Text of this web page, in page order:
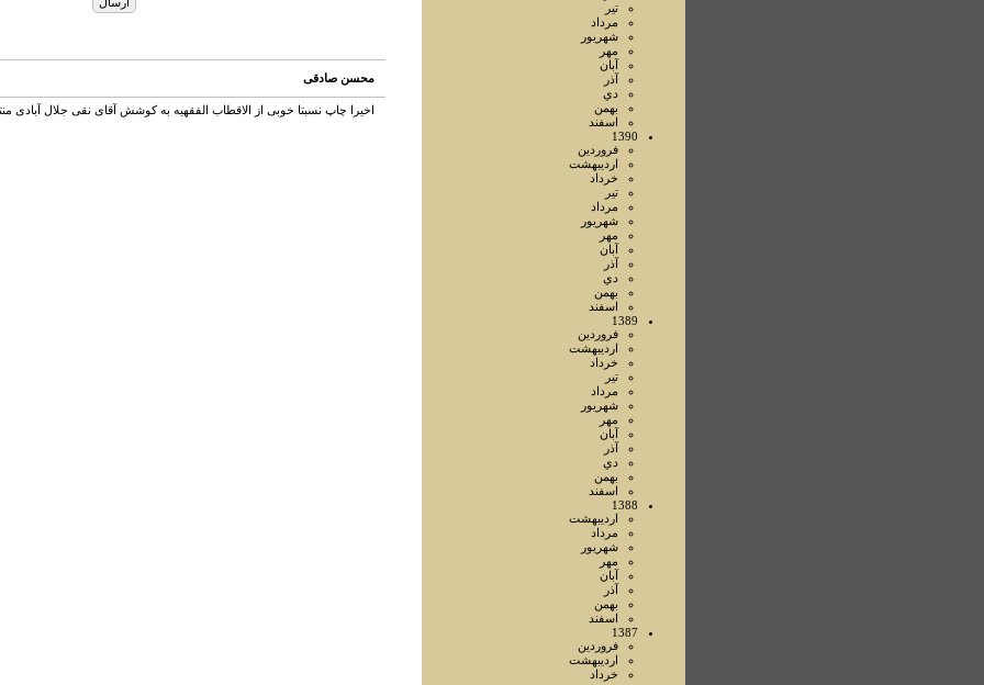
تير
مرداد
شهريور
مهر
آبان
آذر
دي
بهمن
اسفند
1390
فروردين
ارديبهشت
خرداد
تير
مرداد
شهريور
مهر
آبان
آذر
دي
بهمن
اسفند
1389
فروردين
ارديبهشت
خرداد
تير
مرداد
شهريور
مهر
آبان
آذر
دي
بهمن
اسفند
1388
ارديبهشت
مرداد
شهريور
مهر
آبان
آذر
بهمن
اسفند
1387
فروردين
ارديبهشت
خرداد
محسن صادقی
اخیرا چاپ نسبتا خوبی از الاقطاب الفقهیه به کوشش آقای نقی جلال